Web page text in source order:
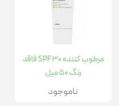
مرطوب کننده SPF 30 فاقد
رنگ 50 میل
ناموجود